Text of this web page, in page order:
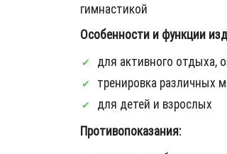
гимнастикой
Особенности и функции
для активного отдыха,
тренировка различных
для детей и взрослых
Противопоказания: